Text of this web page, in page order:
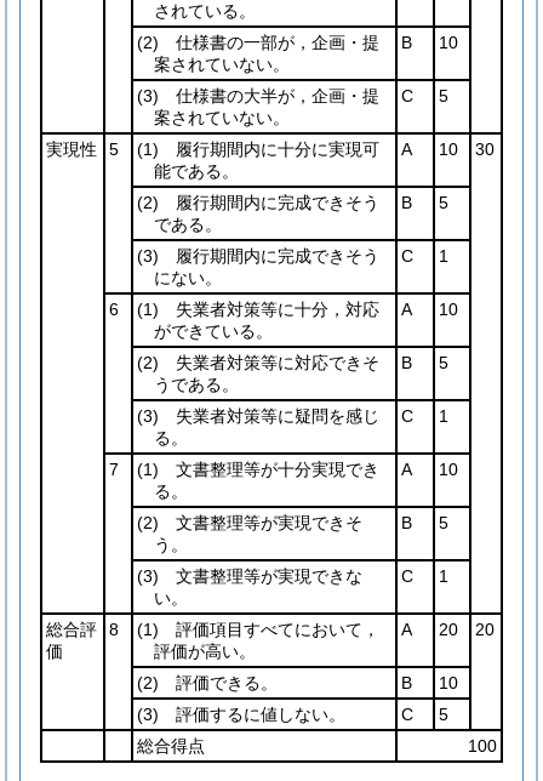
されている。
(2) 仕様書の一部が，企画・提
案されていない。
B 10
(3) 仕様書の大半が，企画・提
案されていない。
C 5
実現性 5 (1) 履行期間内に十分に実現可
能である。
A 10 30
(2) 履行期間内に完成できそう
である。
B 5
(3) 履行期間内に完成できそう
にない。
C 1
6 (1) 失業者対策等に十分，対応
ができている。
A 10
(2) 失業者対策等に対応できそ
うである。
B 5
(3) 失業者対策等に疑問を感じ
る。
C 1
7 (1) 文書整理等が十分実現でき
る。
A 10
(2) 文書整理等が実現できそ
う。
B 5
(3) 文書整理等が実現できな
い。
C 1
総合評
価
8 (1) 評価項目すべてにおいて，
評価が高い。
A 20 20
(2) 評価できる。 B
10
(3) 評価するに値しない。 C
5
総合得点
100